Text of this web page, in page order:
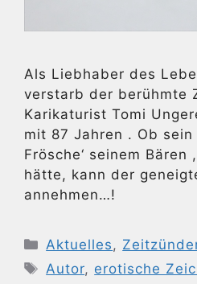
Als Liebhaber des
verstarb der berühmte
Karikaturist Tomi
mit 87 Jahren . Ob
Frösche‘ seinem Bären
hätte, kann der
annehmen…!
Kategorien
Aktuelles,
Schlagwörter
Autor, erotische